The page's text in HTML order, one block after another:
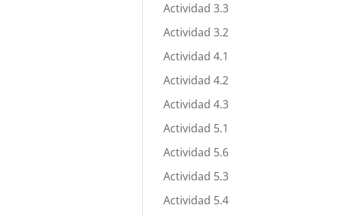
Actividad 3.3
Actividad 3.2
Actividad 4.1
Actividad 4.2
Actividad 4.3
Actividad 5.1
Actividad 5.6
Actividad 5.3
Actividad 5.4